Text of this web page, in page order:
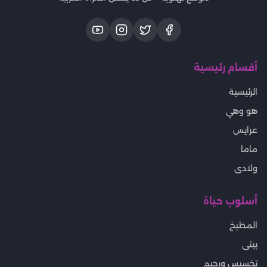
أقسام رئيسية
الرئيسية
هو وهي
عرايس
ماما
ولادى
أسلوب حياة
المطبخ
بيتى
تخسيس ورجيم